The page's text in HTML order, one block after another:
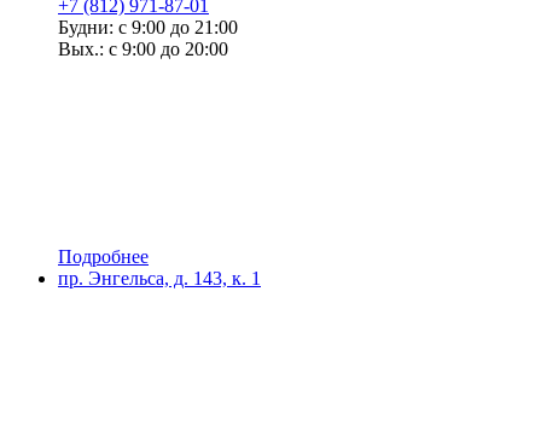
+7 (812) 971-87-01
Будни: с 9:00 до 21:00
Вых.: с 9:00 до 20:00
Подробнее
пр. Энгельса, д. 143, к. 1